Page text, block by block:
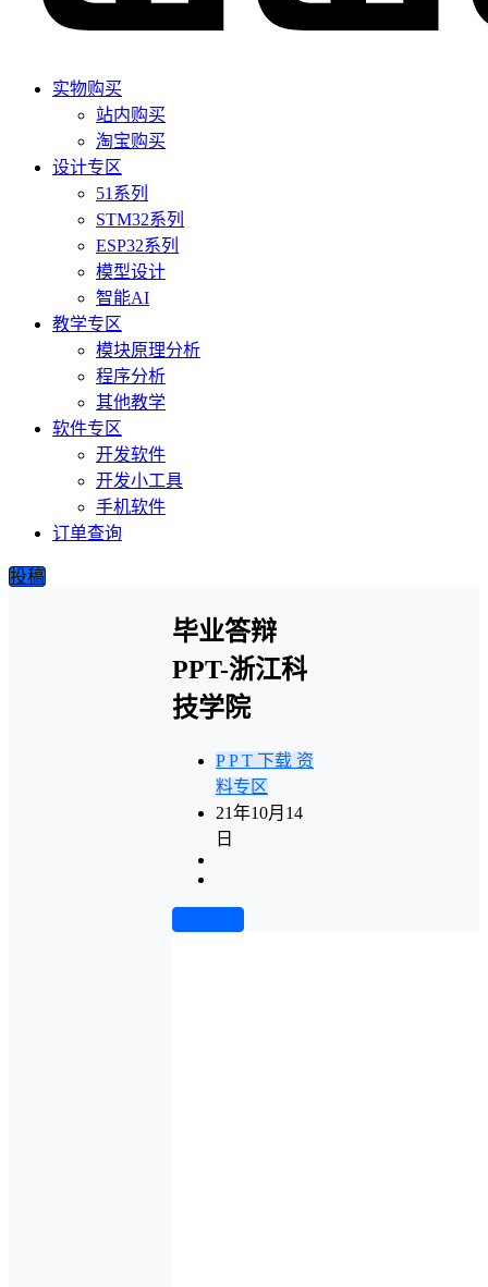
实物购买
站内购买
淘宝购买
设计专区
51系列
STM32系列
ESP32系列
模型设计
智能AI
教学专区
模块原理分析
程序分析
其他教学
软件专区
开发软件
开发小工具
手机软件
订单查询
投稿
毕业答辩
PPT-浙江科
技学院
P P T 下载 资
料专区
21年10月14
日